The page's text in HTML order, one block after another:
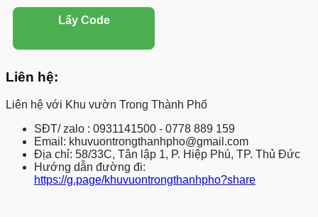
Lấy Code
Liên hệ:
Liên hệ với Khu vườn Trong Thành Phố
SĐT/ zalo : 0931141500 - 0778 889 159
Email: khuvuontrongthanhpho@gmail.com
Địa chỉ: 58/33C, Tân lập 1, P. Hiệp Phú, TP. Thủ Đức
Hướng dẫn đường đi:
https://g.page/khuvuontrongthanhpho?share